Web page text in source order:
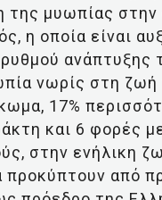
της μυωπίας στην
η οποία είναι
ανάπτυξης
νωρίς στη ζωή
17%
και 6 φορές
στην ενήλικη
από